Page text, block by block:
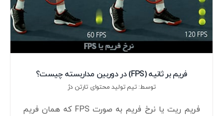
داهوا
تیاندی
فریم بر ثانیه (FPS) در دوربین مداربسته چیست؟
توسط: تیم تولید محتوای تارتن دژ
فریم ریت یا نرخ فریم به صورت FPS که همان فریم